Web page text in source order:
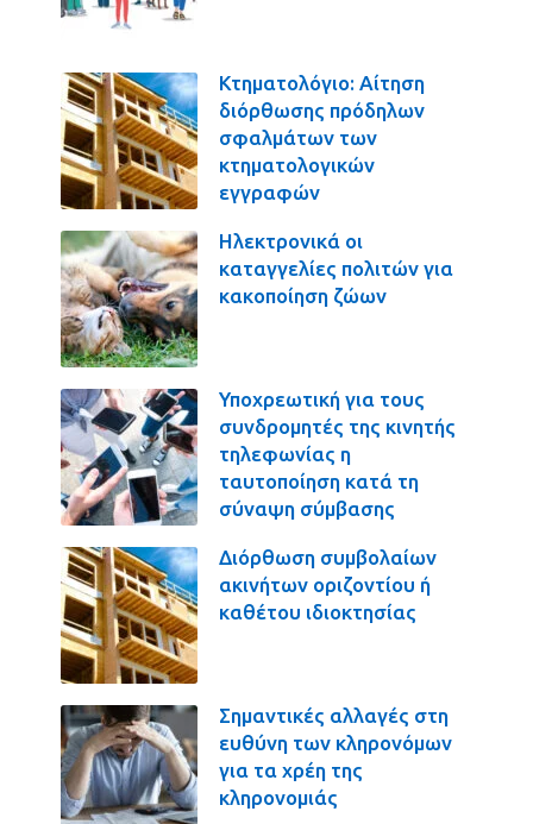
Κτηματολόγιο: Αίτηση
διόρθωσης πρόδηλων
σφαλμάτων των
κτηματολογικών
εγγραφών
Ηλεκτρονικά οι
καταγγελίες πολιτών για
κακοποίηση ζώων
Υποχρεωτική για τους
συνδρομητές της κινητής
τηλεφωνίας η
ταυτοποίηση κατά τη
σύναψη σύμβασης
Διόρθωση συμβολαίων
ακινήτων οριζοντίου ή
καθέτου ιδιοκτησίας
Σημαντικές αλλαγές στη
ευθύνη των κληρονόμων
για τα χρέη της
κληρονομιάς